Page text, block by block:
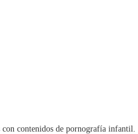
contenidos de pornografía